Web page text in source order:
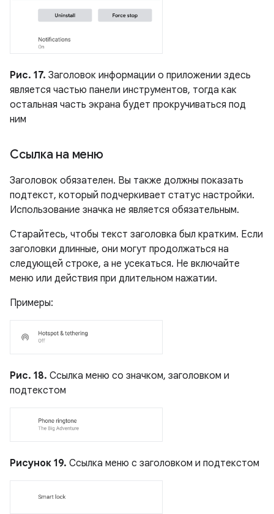
Рис. 17. Заголовок информации о приложении здесь
является частью панели инструментов, тогда как
остальная часть экрана будет прокручиваться под
ним
Ссылка на меню
Заголовок обязателен. Вы также должны показать
подтекст, который подчеркивает статус настройки.
Использование значка не является обязательным.
Старайтесь, чтобы текст заголовка был кратким. Если
заголовки длинные, они могут продолжаться на
следующей строке, а не усекаться. Не включайте
меню или действия при длительном нажатии.
Примеры:
Рис. 18. Ссылка меню со значком, заголовком и
подтекстом
Рисунок 19. Ссылка меню с заголовком и подтекстом